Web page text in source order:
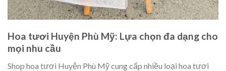
Hoa tươi Huyện Phù Mỹ: Lựa chọn đa dạng cho
mọi nhu cầu
Shop hoa tươi Huyện Phù Mỹ cung cấp nhiều loại hoa tươi